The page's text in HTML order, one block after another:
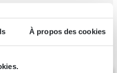
À propos des cookies